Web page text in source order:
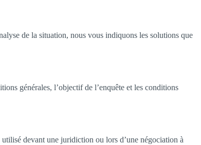
de la situation, nous vous indiquons les solutions que
générales, l’objectif de l’enquête et les conditions
devant une juridiction ou lors d’une négociation à